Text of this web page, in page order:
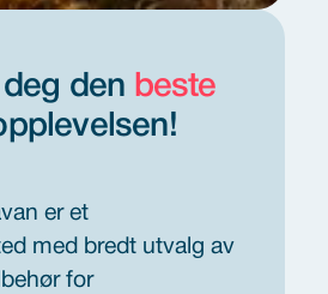
den beste
er et
med bredt utvalg av
for